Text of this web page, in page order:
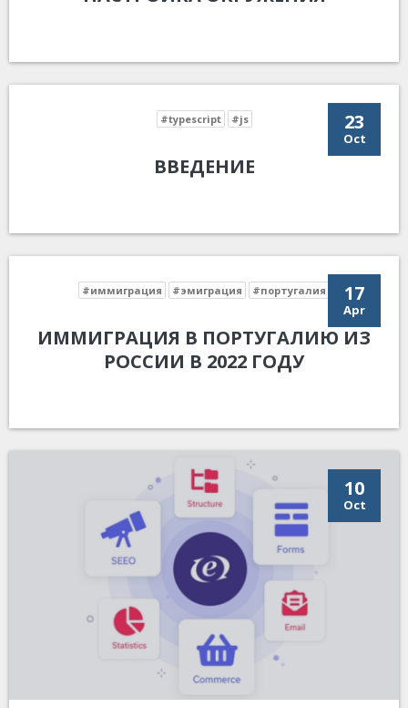
23
Oct
#typescript #js
ВВЕДЕНИЕ
17
Apr
#иммиграция #эмиграция #португалия
ИММИГРАЦИЯ В ПОРТУГАЛИЮ ИЗ
РОССИИ В 2022 ГОДУ
10
Oct